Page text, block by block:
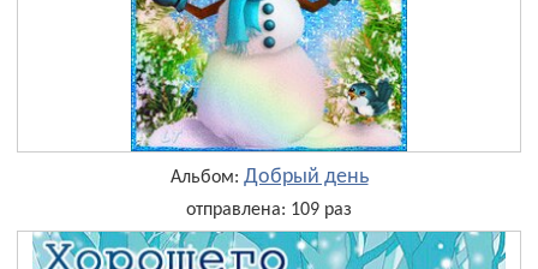
Альбом: Добрый день
отправлена: 109 раз